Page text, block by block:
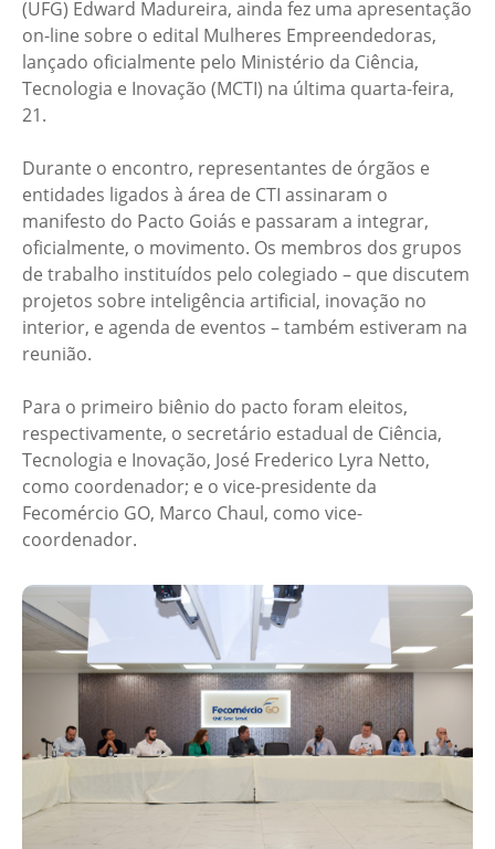
(UFG) Edward Madureira, ainda fez uma apresentação
on-line sobre o edital Mulheres Empreendedoras,
lançado oficialmente pelo Ministério da Ciência,
Tecnologia e Inovação (MCTI) na última quarta-feira,
21.
Durante o encontro, representantes de órgãos e
entidades ligados à área de CTI assinaram o
manifesto do Pacto Goiás e passaram a integrar,
oficialmente, o movimento. Os membros dos grupos
de trabalho instituídos pelo colegiado – que discutem
projetos sobre inteligência artificial, inovação no
interior, e agenda de eventos – também estiveram na
reunião.
Para o primeiro biênio do pacto foram eleitos,
respectivamente, o secretário estadual de Ciência,
Tecnologia e Inovação, José Frederico Lyra Netto,
como coordenador; e o vice-presidente da
Fecomércio GO, Marco Chaul, como vice-
coordenador.